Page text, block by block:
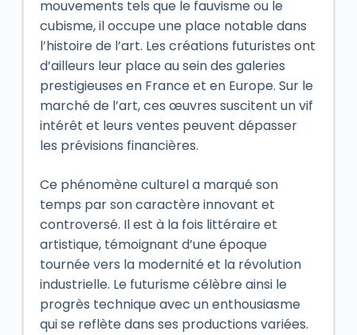
mouvements tels que le fauvisme ou le
cubisme, il occupe une place notable dans
l’histoire de l’art. Les créations futuristes ont
d’ailleurs leur place au sein des galeries
prestigieuses en France et en Europe. Sur le
marché de l’art, ces œuvres suscitent un vif
intérêt et leurs ventes peuvent dépasser
les prévisions financières.
Ce phénomène culturel a marqué son
temps par son caractère innovant et
controversé. Il est à la fois littéraire et
artistique, témoignant d’une époque
tournée vers la modernité et la révolution
industrielle. Le futurisme célèbre ainsi le
progrès technique avec un enthousiasme
qui se reflète dans ses productions variées.